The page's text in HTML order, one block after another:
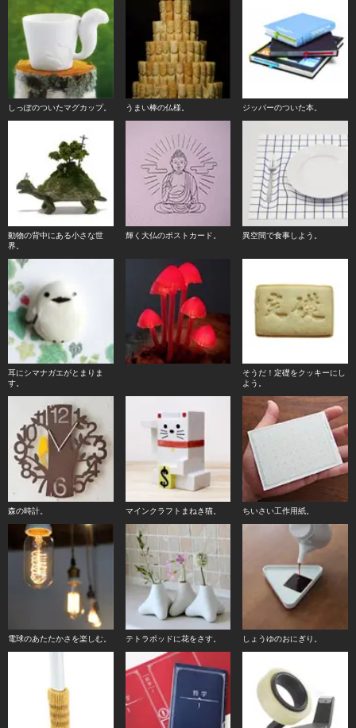
しっぽのついたマグカップ。 うまい棒の仏様。 ジッパーのついた本。
動物の背中にある小さな世
界。
輝く大仏のポストカード。 異空間で食事しよう。
耳にシマナガエがとまりま
す。
そうだ！定礎をクッキーにし
よう。
森の時計。 マインクラフトまねき猫。 ちいさい工作用紙。
電球のあたたかさを楽しむ。 テトラポッドに花をさす。 しょうゆのおにぎり。